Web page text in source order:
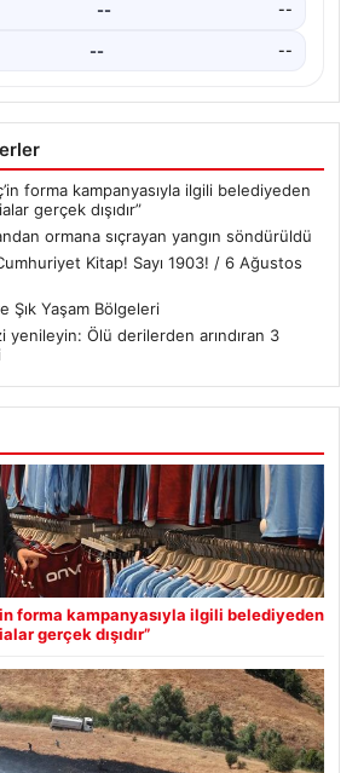
-- --
-- --
forma kampanyasıyla ilgili belediyeden
gerçek dışıdır”
ormana sıçrayan yangın söndürüldü
Kitap! Sayı 1903! / 6 Ağustos
Şık Yaşam Bölgeleri
yenileyin: Ölü derilerden arındıran 3
forma kampanyasıyla ilgili belediyeden
gerçek dışıdır”